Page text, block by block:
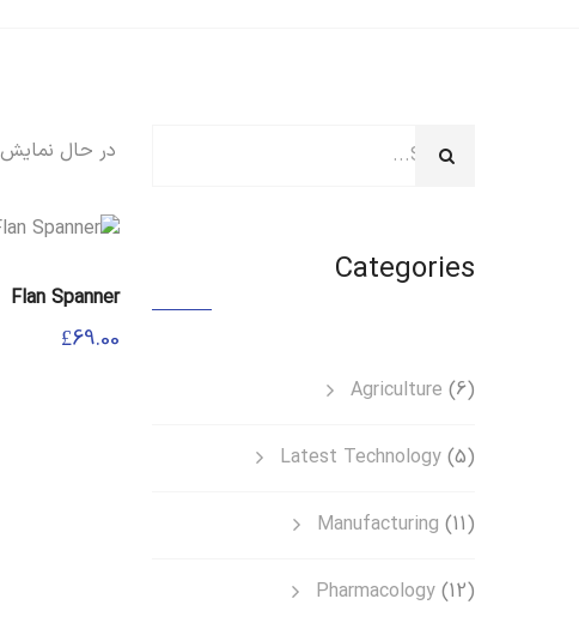
در حال نمایش 3 نتیجه
Flan Spanner
£69.00
Categories
Agriculture (6)
Latest Technology (5)
Manufacturing (11)
Pharmacology (12)